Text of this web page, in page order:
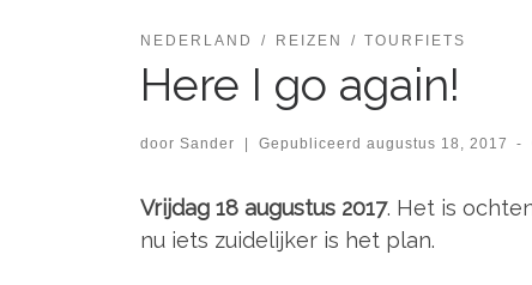
NEDERLAND REIZEN TOURFIETS
Here I go again!
door Sander Gepubliceerd augustus 18, 2017 -
Vrijdag 18 augustus 2017. Het is
nu iets zuidelijker is het plan.